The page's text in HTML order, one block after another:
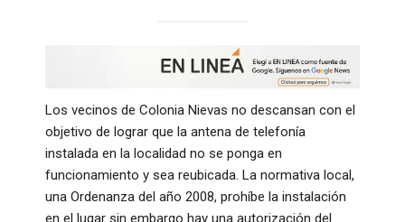
Los vecinos de Colonia Nievas no descansan con el
objetivo de lograr que la antena de telefonía
instalada en la localidad no se ponga en
funcionamiento y sea reubicada. La normativa local,
una Ordenanza del año 2008, prohíbe la instalación
en el lugar sin embargo hay una autorización del